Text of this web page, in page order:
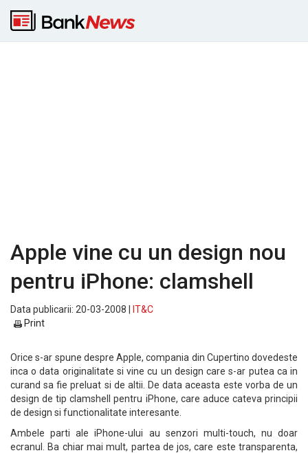
Apple vine cu un design nou
pentru iPhone: clamshell
Data publicarii: 20-03-2008 |
IT&C
Print
Orice s-ar spune despre Apple, compania din Cupertino dovedeste
inca o data originalitate si vine cu un design care s-ar putea ca in
curand sa fie preluat si de altii. De data aceasta este vorba de un
design de tip clamshell pentru iPhone, care aduce cateva principii
de design si functionalitate interesante.
Ambele parti ale iPhone-ului au senzori multi-touch, nu doar
ecranul. Ba chiar mai mult, partea de jos, care este transparenta,